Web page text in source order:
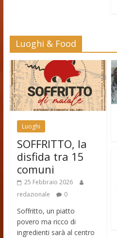
Luoghi & Food
Luoghi
SOFFRITTO, la
disfida tra 15
comuni
25 Febbraio 2026
redazionale
0
Soffritto, un piatto
povero ma ricco di
ingredienti sarà al centro